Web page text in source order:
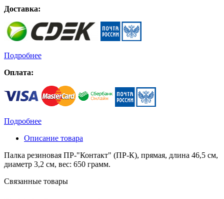
Доставка:
Подробнее
Оплата:
Подробнее
Описание товара
Палка резиновая ПР-"Контакт" (ПР-К), прямая, длина 46,5 см,
диаметр 3,2 см, вес: 650 грамм.
Связанные товары